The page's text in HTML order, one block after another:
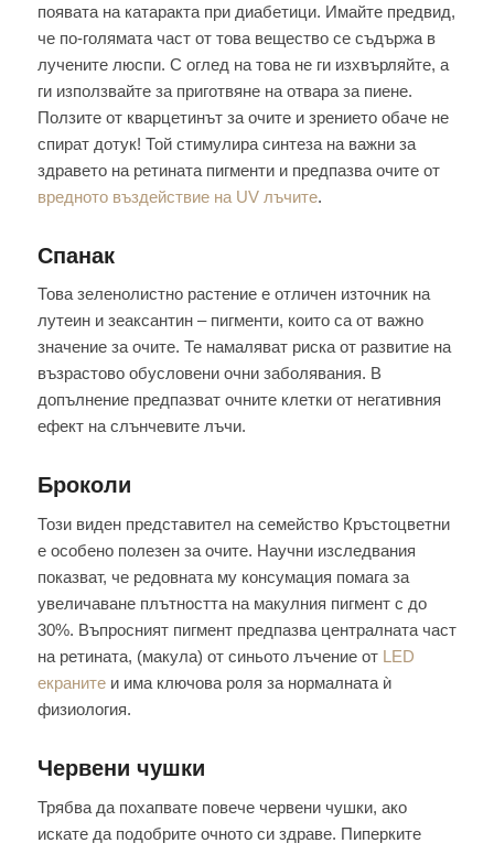
появата на катаракта при диабетици. Имайте предвид,
че по-голямата част от това вещество се съдържа в
лучените люспи. С оглед на това не ги изхвърляйте, а
ги използвайте за приготвяне на отвара за пиене.
Ползите от кварцетинът за очите и зрението обаче не
спират дотук! Той стимулира синтеза на важни за
здравето на ретината пигменти и предпазва очите от
вредното въздействие на UV лъчите.
Спанак
Това зеленолистно растение е отличен източник на
лутеин и зеаксантин – пигменти, които са от важно
значение за очите. Те намаляват риска от развитие на
възрастово обусловени очни заболявания. В
допълнение предпазват очните клетки от негативния
ефект на слънчевите лъчи.
Броколи
Този виден представител на семейство Кръстоцветни
е особено полезен за очите. Научни изследвания
показват, че редовната му консумация помага за
увеличаване плътността на макулния пигмент с до
30%. Въпросният пигмент предпазва централната част
на ретината, (макула) от синьото лъчение от LED
екранитеи има ключова роля за нормалната ѝ
физиология.
Червени чушки
Трябва да похапвате повече червени чушки, ако
искате да подобрите очното си здраве. Пиперките